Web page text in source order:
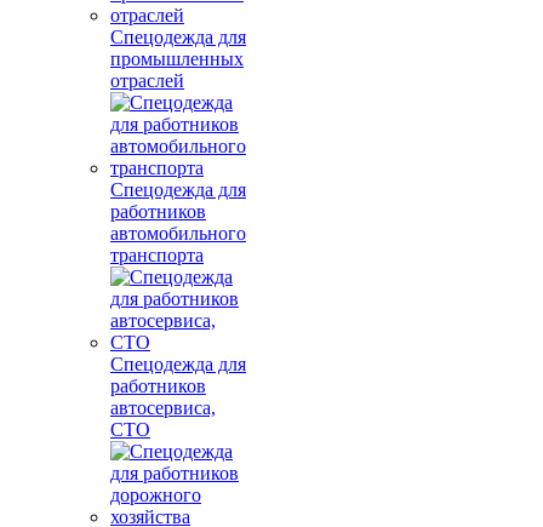
Спецодежда для
промышленных
отраслей
Спецодежда для
работников
автомобильного
транспорта
Спецодежда для
работников
автосервиса,
СТО